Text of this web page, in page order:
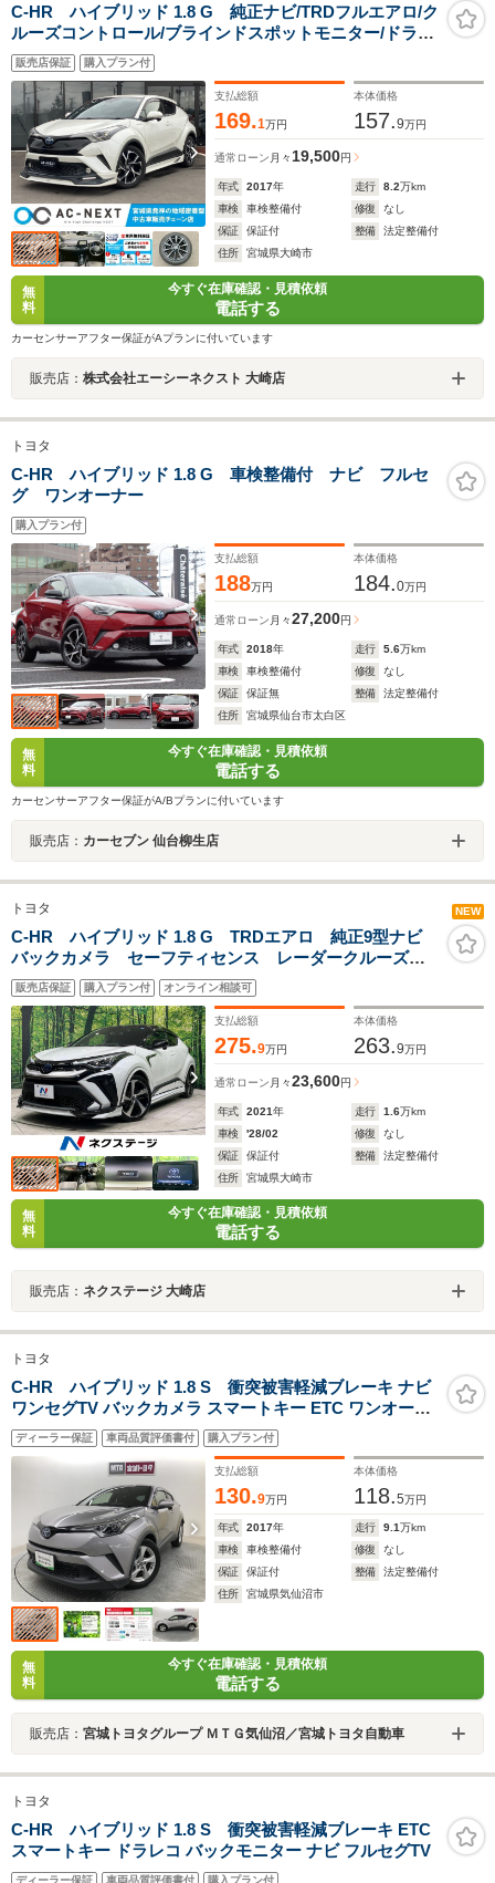
C-HR ハイブリッド 1.8 G 純正ナビ/TRDフルエアロ/ク
ルーズコントロール/ブラインドスポットモニター/ドラレ
コ/電動パーキング/障害センサー/衝突軽減ブレーキ/シー
トヒーター/オートハイビーム/ETC/バックカメラ/フルセ
グTV/Bluetooth/DVD
販売店保証 購入プラン付
支払総額
169.1万円
本体価格
157.9万円
通常ローン 月々 19,500円
年式 2017年 走行 8.2万km
車検
車検整備付 修復
なし
保証
保証付 整備
法定整備付
住所
宮城県大崎市
無
料
今すぐ在庫確認・見積依頼
電話する
カーセンサーアフター保証がAプランに付いています
販売店： 株式会社エーシーネクスト 大崎店
トヨタ
C-HR ハイブリッド 1.8 G 車検整備付 ナビ フルセ
グ ワンオーナー
購入プラン付
支払総額
188万円
本体価格
184.0万円
通常ローン 月々27,200円
年式 2018年 走行 5.6万km
車検
車検整備付 修復
なし
保証
保証無 整備
法定整備付
住所
宮城県仙台市太白区
無
料
今すぐ在庫確認・見積依頼
電話する
カーセンサーアフター保証がA/Bプランに付いています
販売店： カーセブン 仙台柳生店
トヨタ NEW
C-HR ハイブリッド 1.8 G TRDエアロ 純正9型ナビ
バックカメラ セーフティセンス レーダークルーズ
シートヒーター ETC ハーフレザーシート スマート
キー LEDヘッド モデリスタ19インチアルミ オート
エアコン
販売店保証 購入プラン付 オンライン相談可
支払総額
275.9万円
本体価格
263.9万円
通常ローン 月々23,600円
年式 2021年 走行 1.6万km
車検
'28/02 修復
なし
保証
保証付 整備
法定整備付
住所
宮城県大崎市
無
料
今すぐ在庫確認・見積依頼
電話する
販売店： ネクステージ 大崎店
トヨタ
C-HR ハイブリッド 1.8 S 衝突被害軽減ブレーキ ナビ
ワンセグTV バックカメラ スマートキー ETC ワンオーナ
ー
ディーラー保証 車両品質評価書付 購入プラン付
支払総額
130.9万円
本体価格
118.5万円
年式 2017年 走行 9.1万km
車検
車検整備付 修復
なし
保証
保証付 整備
法定整備付
住所
宮城県気仙沼市
無
料
今すぐ在庫確認・見積依頼
電話する
販売店： 宮城トヨタグループ ＭＴＧ気仙沼／宮城トヨタ自動車
トヨタ
C-HR ハイブリッド 1.8 S 衝突被害軽減ブレーキ ETC
スマートキー ドラレコ バックモニター ナビ フルセグTV